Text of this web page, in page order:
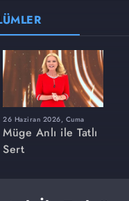
26 Haziran 2026, Cuma
Müge Anlı ile Tatlı
Sert